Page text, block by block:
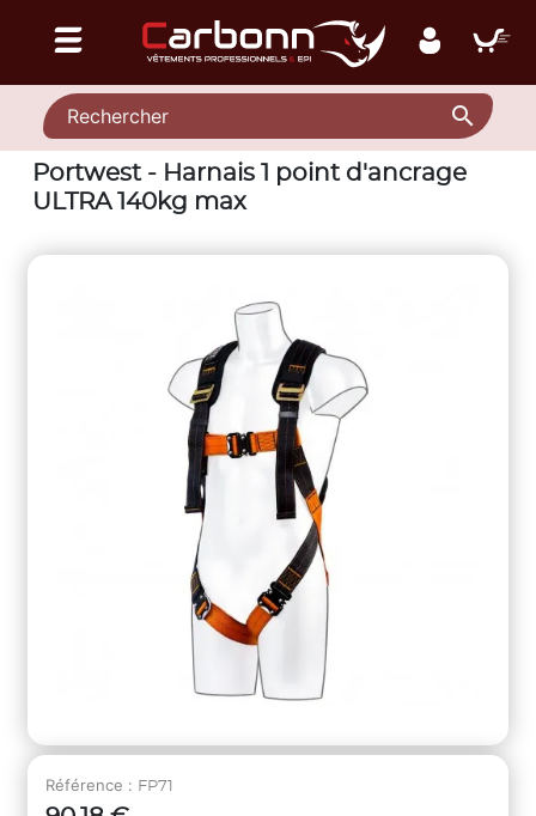

Portwest - Harnais 1 point d'ancrage
ULTRA 140kg max
Référence : FP71